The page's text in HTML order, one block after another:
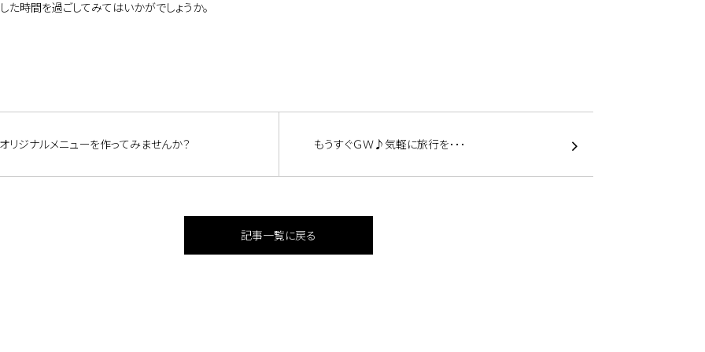
た時間を過ごしてみてはいかがでしょうか。
リジナルメニューを作ってみませんか？ もうすぐＧＷ♪気軽に旅行を･･･
記事一覧に戻る